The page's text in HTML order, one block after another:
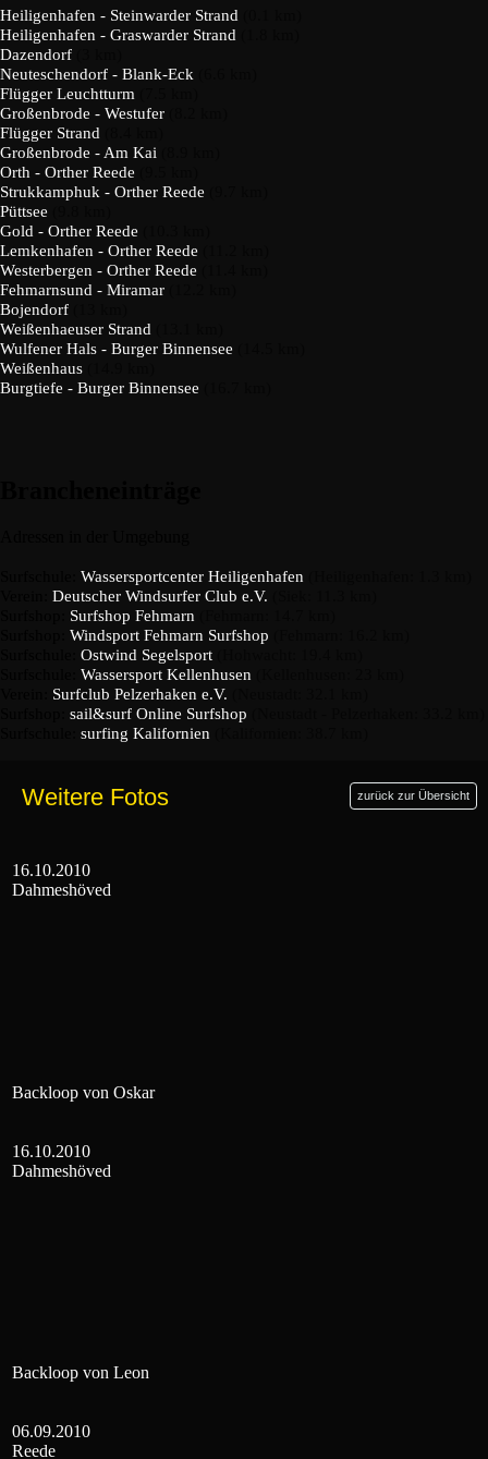
Heiligenhafen - Steinwarder Strand
Heiligenhafen - Graswarder Strand
Dazendorf
Neuteschendorf - Blank-Eck
Flügger Leuchtturm
Großenbrode - Westufer
Flügger Strand
Großenbrode - Am Kai
Orth - Orther Reede
Strukkamphuk - Orther Reede
Püttsee
Gold - Orther Reede
Lemkenhafen - Orther Reede
Westerbergen - Orther Reede
Fehmarnsund - Miramar
Bojendorf
Weißenhaeuser Strand
Wulfener Hals - Burger Binnensee
Weißenhaus
Burgtiefe - Burger Binnensee
Wassersportcenter Heiligenhafen
Deutscher Windsurfer Club e.V.
Surfshop Fehmarn
Windsport Fehmarn Surfshop
Ostwind Segelsport
Wassersport Kellenhusen
Surfclub Pelzerhaken e.V.
sail&surf Online Surfshop
surfing Kalifornien
Weitere Fotos zurück zur Übersicht
16.10.2010
Dahmeshöved
Backloop von Oskar
16.10.2010
Dahmeshöved
Backloop von Leon
06.09.2010
Reede